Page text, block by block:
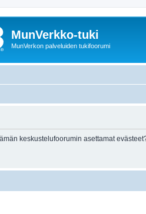
MunVerkko-tuki
MunVerkon palveluiden tukifoorumi
keskustelufoorumin asettamat